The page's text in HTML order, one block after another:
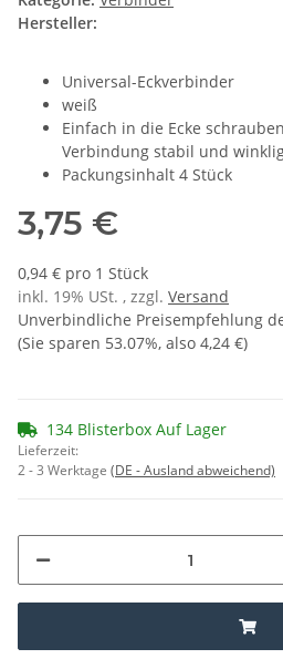
Hersteller:
Universal-Eckverbinder
weiß
Einfach in die Ecke
Verbindung stabil und
Packungsinhalt 4 Stück
3,75 €
0,94 € pro 1 Stück
inkl. 19% USt. , zzgl. Versand
Unverbindliche Preisempfehlung
(Sie sparen 53.07%, also 4,24 €)
134 Blisterbox Auf Lager
Lieferzeit:
2 - 3 Werktage (DE - Ausland abweichend)